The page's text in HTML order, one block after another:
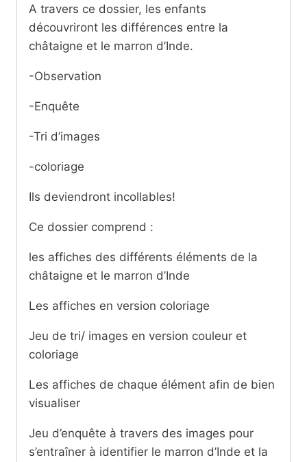
A travers ce dossier, les enfants
découvriront les différences entre la
châtaigne et le marron d’Inde.
-Observation
-Enquête
-Tri d’images
-coloriage
Ils deviendront incollables!
Ce dossier comprend :
les affiches des différents éléments de la
châtaigne et le marron d’Inde
Les affiches en version coloriage
Jeu de tri/ images en version couleur et
coloriage
Les affiches de chaque élément afin de bien
visualiser
Jeu d’enquête à travers des images pour
s’entraîner à identifier le marron d’Inde et la